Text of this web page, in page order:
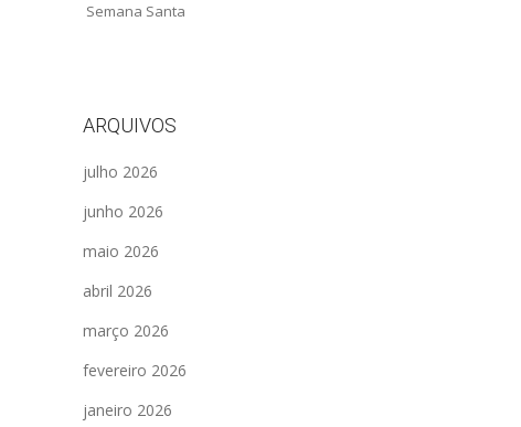
Semana Santa
ARQUIVOS
julho 2026
junho 2026
maio 2026
abril 2026
março 2026
fevereiro 2026
janeiro 2026